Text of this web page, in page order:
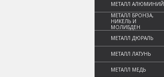
МЕТАЛЛ АЛЮМИНИЙ
МЕТАЛЛ БРОНЗА,
НИКЕЛЬ И
МОЛИБДЕН
МЕТАЛЛ ДЮРАЛЬ
МЕТАЛЛ ЛАТУНЬ
МЕТАЛЛ МЕДЬ